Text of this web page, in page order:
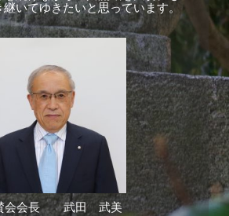
いてゆきたいと思っています。
会会長 武田 武美